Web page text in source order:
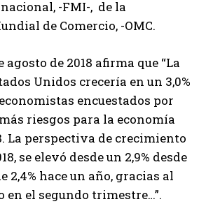
-FMI-, de la
de Comercio, -OMC.
agosto de 2018 afirma que “La
Unidos crecería en un 3,0%
encuestados por
riesgos para la economía
La perspectiva de crecimiento
se elevó desde un 2,9% desde
2,4% hace un año, gracias al
en el segundo trimestre…”.